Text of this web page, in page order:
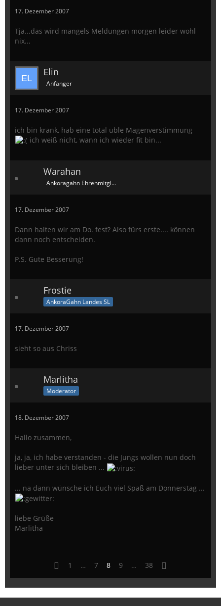
17. Dezember 2007
Tja...das wird mangels Meldungen morgen leider wohl
nix...
Elin
Anfänger
17. Dezember 2007
ich bin krank, hab eine total üble Magenverstimmung
ich weiß nicht, wann ich wieder fit bin...
Warahan
Ankoragahn Ehrenmitglied
17. Dezember 2007
Dann halten wir am Do. fest? Also fürs erste.... können
dann noch entscheiden.
P.S. Gute Besserung!
Frostie
AnkoraGahn Landes SL
17. Dezember 2007
sieht so aus Chriss
Marlitha
Moderator
18. Dezember 2007
Hallo zusammen,
ja, ja, ich habe verstanden - die Jungs wollen nun doch
lieber unter sich bleiben ...
... na dann wünsche ich Euch viel Spaß am Donnerstag ...
liebe Grüße
Marlitha
1 … 7 8 9 … 38